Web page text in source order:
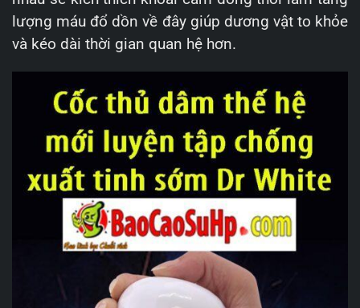
lượng máu đổ dồn về đây giúp dương vật to khỏe
và kéo dài thời gian quan hệ hơn.